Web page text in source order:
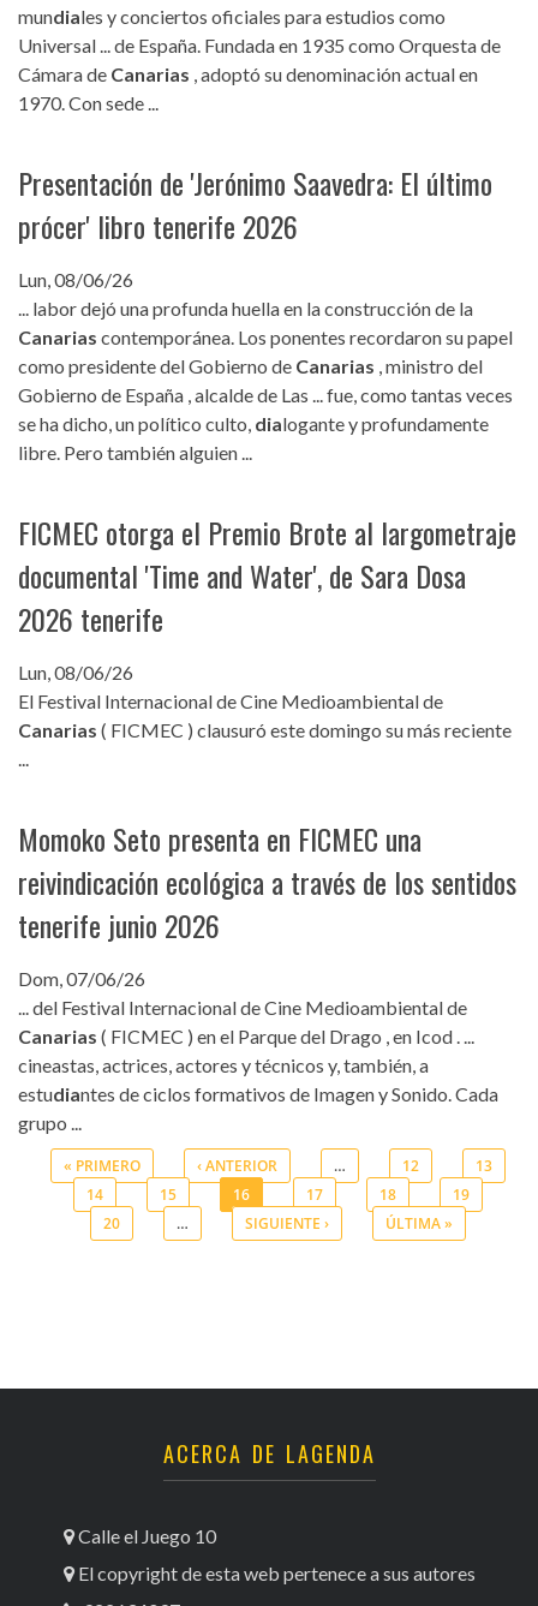
mundiales y conciertos oficiales para estudios como
Universal ... de España. Fundada en 1935 como Orquesta de
Cámara de Canarias , adoptó su denominación actual en
1970. Con sede ...
Presentación de 'Jerónimo Saavedra: El último
prócer' libro tenerife 2026
Lun, 08/06/26
... labor dejó una profunda huella en la construcción de la
Canarias contemporánea. Los ponentes recordaron su papel
como presidente del Gobierno de Canarias , ministro del
Gobierno de España , alcalde de Las ... fue, como tantas veces
se ha dicho, un político culto, dialogante y profundamente
libre. Pero también alguien ...
FICMEC otorga el Premio Brote al largometraje
documental 'Time and Water', de Sara Dosa
2026 tenerife
Lun, 08/06/26
El Festival Internacional de Cine Medioambiental de
Canarias ( FICMEC ) clausuró este domingo su más reciente
Momoko Seto presenta en FICMEC una
reivindicación ecológica a través de los sentidos
tenerife junio 2026
Dom, 07/06/26
... del Festival Internacional de Cine Medioambiental de
Canarias ( FICMEC ) en el Parque del Drago , en Icod . ...
cineastas, actrices, actores y técnicos y, también, a
estudiantes de ciclos formativos de Imagen y Sonido. Cada
grupo ...
Páginas
« PRIMERO ‹ ANTERIOR … 12
13
14
15 16 17 18
19
20
… SIGUIENTE › ÚLTIMA »
ACERCA DE LAGENDA
Calle el Juego 10
El copyright de esta web pertenece a sus autores